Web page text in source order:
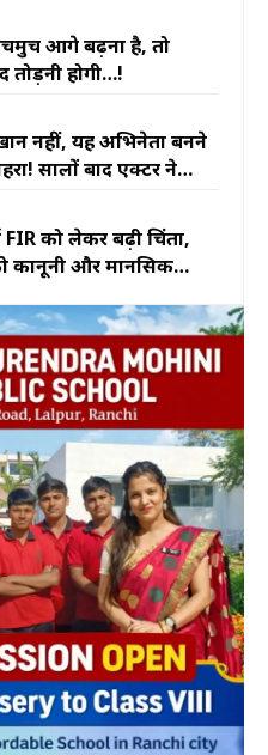
आगे बढ़ना है, तो
तोड़नी होगी…!
नहीं, यह अभिनेता बनने
सालों बाद एक्टर ने
FIR को लेकर बढ़ी चिंता,
कानूनी और मानसिक